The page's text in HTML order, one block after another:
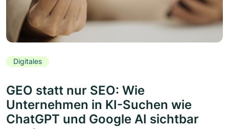
Digitales
GEO statt nur SEO: Wie
Unternehmen in KI-Suchen wie
ChatGPT und Google AI sichtbar